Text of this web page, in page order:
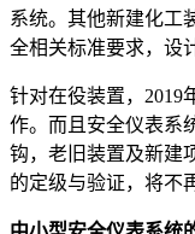
系统。其他新建化工
全相关标准要求，设
针对在役装置，2019
作。而且安全仪表系
钩，老旧装置及新建
的定级与验证，将不